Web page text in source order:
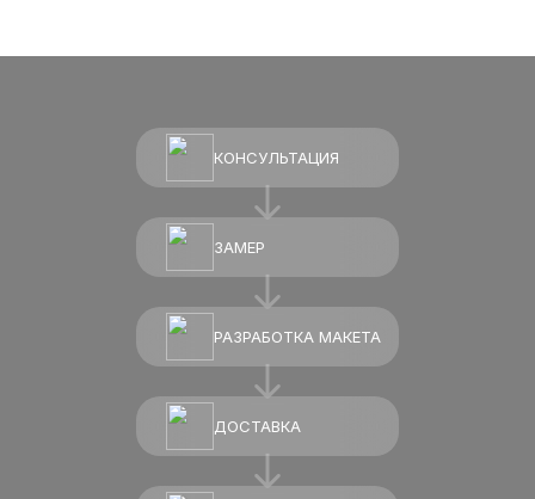
КОНСУЛЬТАЦИЯ
ЗАМЕР
РАЗРАБОТКА МАКЕТА
ДОСТАВКА